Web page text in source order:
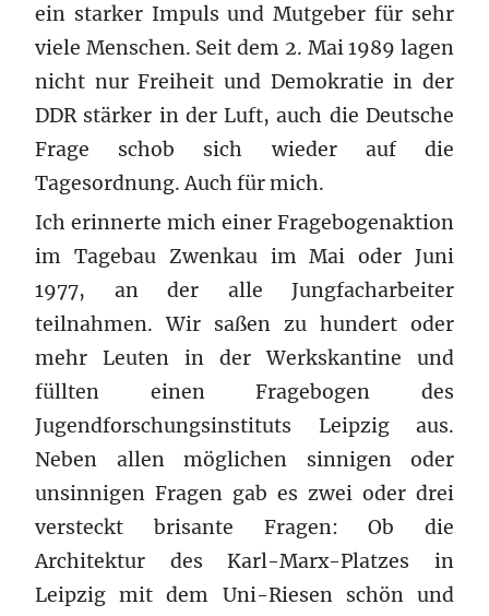
ein starker Impuls und Mutgeber für sehr
viele Menschen. Seit dem 2. Mai 1989 lagen
nicht nur Freiheit und Demokratie in der
DDR stärker in der Luft, auch die Deutsche
Frage schob sich wieder auf die
Tagesordnung. Auch für mich.
Ich erinnerte mich einer Fragebogenaktion
im Tagebau Zwenkau im Mai oder Juni
1977, an der alle Jungfacharbeiter
teilnahmen. Wir saßen zu hundert oder
mehr Leuten in der Werkskantine und
füllten einen Fragebogen des
Jugendforschungsinstituts Leipzig aus.
Neben allen möglichen sinnigen oder
unsinnigen Fragen gab es zwei oder drei
versteckt brisante Fragen: Ob die
Architektur des Karl-Marx-Platzes in
Leipzig mit dem Uni-Riesen schön und